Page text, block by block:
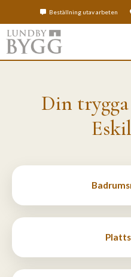
Beställning utav arbeten
Din